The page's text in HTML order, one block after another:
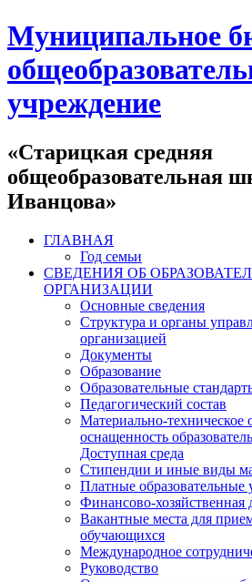
Муниципальное
учреждение
«Старицкая средняя
общеобразовательная
Иванцова»
ГЛАВНАЯ
Год семьи
СВЕДЕНИЯ ОБ
ОРГАНИЗАЦИИ
Основные сведения
Структура и органы
организацией
Документы
Образование
Образовательные
Педагогический состав
Материально-техническое
оснащенность
Доступная среда
Стипендии и иные виды
Платные образовательные
Финансово-хозяйственная
Вакантные места для
обучающихся
Международное
Руководство